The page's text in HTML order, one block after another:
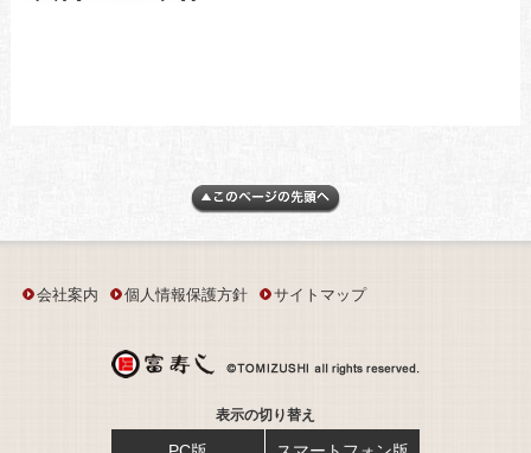
会社案内 個人情報保護方針 サイトマップ
表示の切り替え